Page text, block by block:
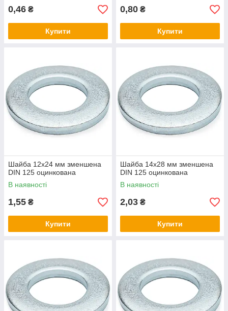
0,46 ₴
Купити
0,80 ₴
Купити
Шайба 12х24 мм зменшена
DIN 125 оцинкована
В наявності
1,55 ₴
Купити
Шайба 14х28 мм зменшена
DIN 125 оцинкована
В наявності
2,03 ₴
Купити